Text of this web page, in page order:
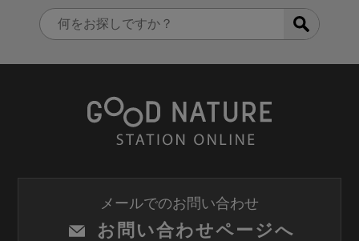
メールでのお問い合わせ
お問い合わせページへ